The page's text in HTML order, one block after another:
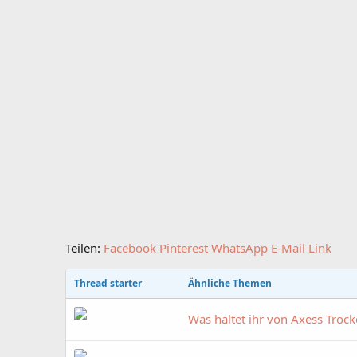
Teilen: Facebook Pinterest WhatsApp E-Mail Link
Thread starter Ähnliche Themen
Was haltet ihr von Axess